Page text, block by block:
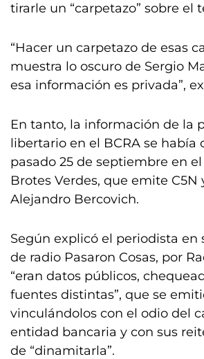
tirarle un “carpetazo” sobre el
“Hacer un carpetazo de esas
muestra lo oscuro de Sergio
esa información es privada”,
En tanto, la información de la
libertario en el BCRA se había
pasado 25 de septiembre en
Brotes Verdes, que emite C5N
Alejandro Bercovich.
Según explicó el periodista en
de radio Pasaron Cosas, por
“eran datos públicos,
fuentes distintas”, que se
vinculándolos con el odio del
entidad bancaria y con sus
de “dinamitarla”.